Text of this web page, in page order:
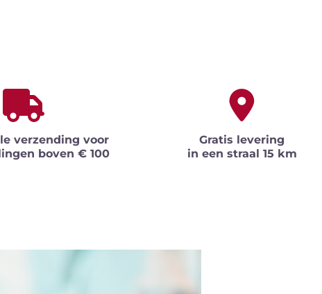
verzending voor
boven € 100
Gratis levering
in een straal 15 km